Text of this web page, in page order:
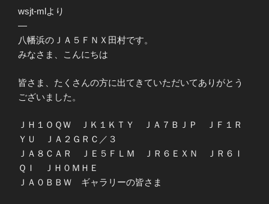
wsjt-mlより
—
八幡浜のＪＡ５ＦＮＸ田村です。
みなさま、こんにちは
皆さま、たくさんの方に出てきていただいてありがとう
ございました。
ＪＨ１ＯＱＷ ＪＫ１ＫＴＹ ＪＡ７ＢＪＰ ＪＦ１Ｒ
ＹＵ ＪＡ２ＧＲＣ／３
ＪＡ８ＣＡＲ ＪＥ５ＦＬＭ ＪＲ６ＥＸＮ ＪＲ６Ｉ
ＱＩ ＪＨ０ＭＨＥ
ＪＡ０ＢＢＷ ギャラリーの皆さま